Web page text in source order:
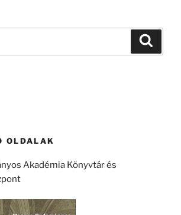
OLDALAK
Akadémia Könyvtár és